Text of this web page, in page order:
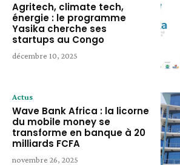
Agritech, climate tech,
énergie : le programme
Yasika cherche ses
startups au Congo
décembre 10, 2025
Actus
Wave Bank Africa : la licorne
du mobile money se
transforme en banque à 20
milliards FCFA
novembre 26, 2025